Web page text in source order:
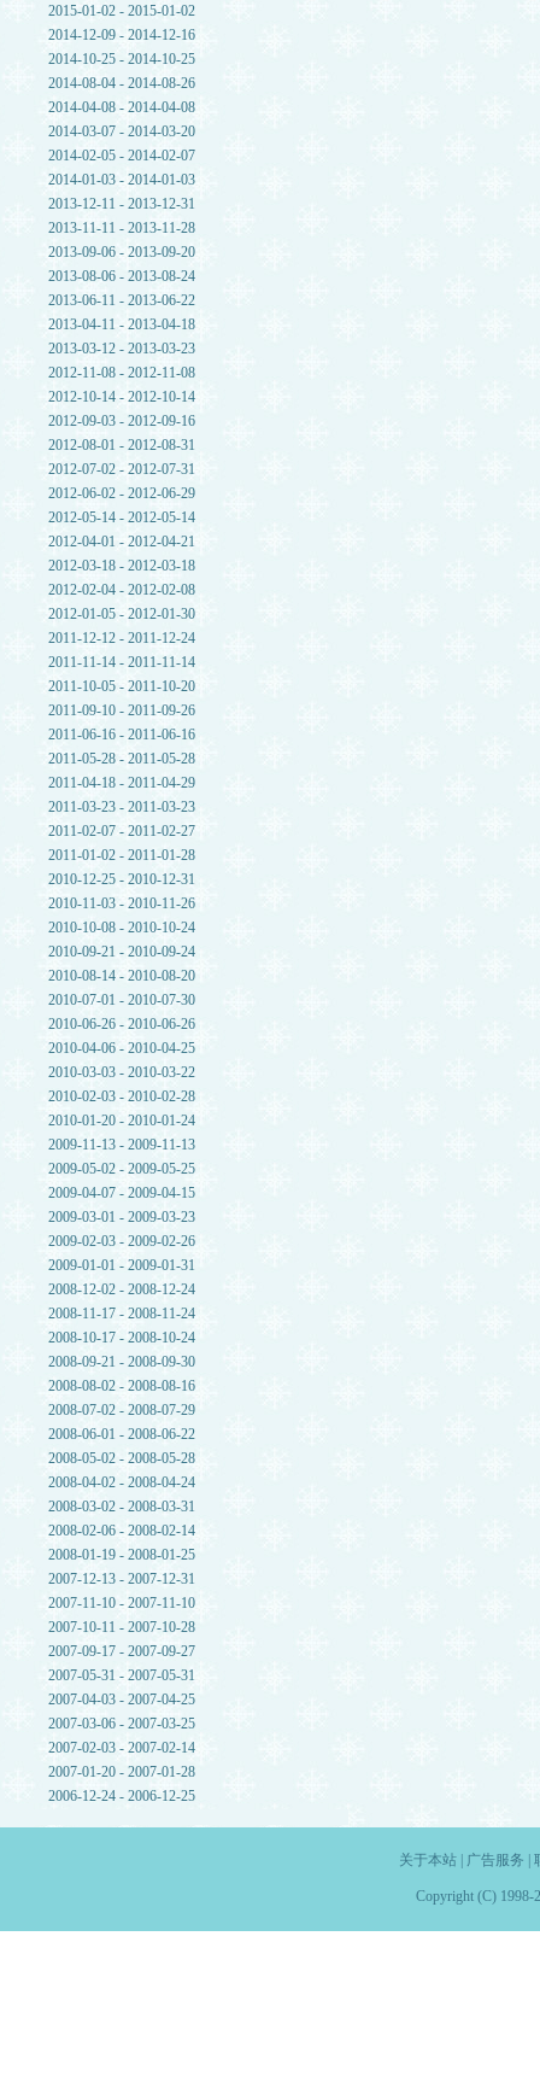
2015-01-02 - 2015-01-02
2014-12-09 - 2014-12-16
2014-10-25 - 2014-10-25
2014-08-04 - 2014-08-26
2014-04-08 - 2014-04-08
2014-03-07 - 2014-03-20
2014-02-05 - 2014-02-07
2014-01-03 - 2014-01-03
2013-12-11 - 2013-12-31
2013-11-11 - 2013-11-28
2013-09-06 - 2013-09-20
2013-08-06 - 2013-08-24
2013-06-11 - 2013-06-22
2013-04-11 - 2013-04-18
2013-03-12 - 2013-03-23
2012-11-08 - 2012-11-08
2012-10-14 - 2012-10-14
2012-09-03 - 2012-09-16
2012-08-01 - 2012-08-31
2012-07-02 - 2012-07-31
2012-06-02 - 2012-06-29
2012-05-14 - 2012-05-14
2012-04-01 - 2012-04-21
2012-03-18 - 2012-03-18
2012-02-04 - 2012-02-08
2012-01-05 - 2012-01-30
2011-12-12 - 2011-12-24
2011-11-14 - 2011-11-14
2011-10-05 - 2011-10-20
2011-09-10 - 2011-09-26
2011-06-16 - 2011-06-16
2011-05-28 - 2011-05-28
2011-04-18 - 2011-04-29
2011-03-23 - 2011-03-23
2011-02-07 - 2011-02-27
2011-01-02 - 2011-01-28
2010-12-25 - 2010-12-31
2010-11-03 - 2010-11-26
2010-10-08 - 2010-10-24
2010-09-21 - 2010-09-24
2010-08-14 - 2010-08-20
2010-07-01 - 2010-07-30
2010-06-26 - 2010-06-26
2010-04-06 - 2010-04-25
2010-03-03 - 2010-03-22
2010-02-03 - 2010-02-28
2010-01-20 - 2010-01-24
2009-11-13 - 2009-11-13
2009-05-02 - 2009-05-25
2009-04-07 - 2009-04-15
2009-03-01 - 2009-03-23
2009-02-03 - 2009-02-26
2009-01-01 - 2009-01-31
2008-12-02 - 2008-12-24
2008-11-17 - 2008-11-24
2008-10-17 - 2008-10-24
2008-09-21 - 2008-09-30
2008-08-02 - 2008-08-16
2008-07-02 - 2008-07-29
2008-06-01 - 2008-06-22
2008-05-02 - 2008-05-28
2008-04-02 - 2008-04-24
2008-03-02 - 2008-03-31
2008-02-06 - 2008-02-14
2008-01-19 - 2008-01-25
2007-12-13 - 2007-12-31
2007-11-10 - 2007-11-10
2007-10-11 - 2007-10-28
2007-09-17 - 2007-09-27
2007-05-31 - 2007-05-31
2007-04-03 - 2007-04-25
2007-03-06 - 2007-03-25
2007-02-03 - 2007-02-14
2007-01-20 - 2007-01-28
2006-12-24 - 2006-12-25
关于本站| 广告服务
Copyright (C) 1998-